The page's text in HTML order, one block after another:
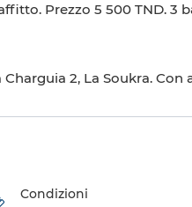
Prezzo 5 500 TND. 3
2, La Soukra. Con
Condizioni